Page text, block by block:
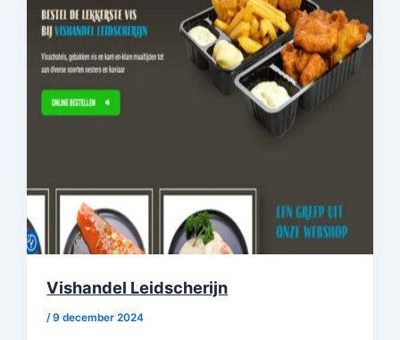
Vishandel Leidscherijn
/9 december 2024